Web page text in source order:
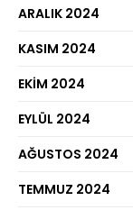
ARALIK 2024
KASIM 2024
EKIM 2024
EYLÜL 2024
AĞUSTOS 2024
TEMMUZ 2024